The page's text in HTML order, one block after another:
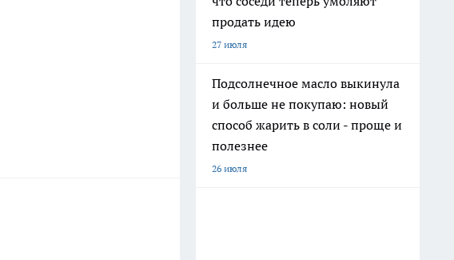
продать идею
27 июля
Подсолнечное масло выкинула
и больше не покупаю: новый
способ жарить в соли - проще и
полезнее
26 июля